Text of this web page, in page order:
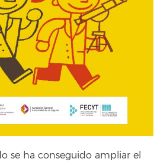
se ha conseguido ampliar el